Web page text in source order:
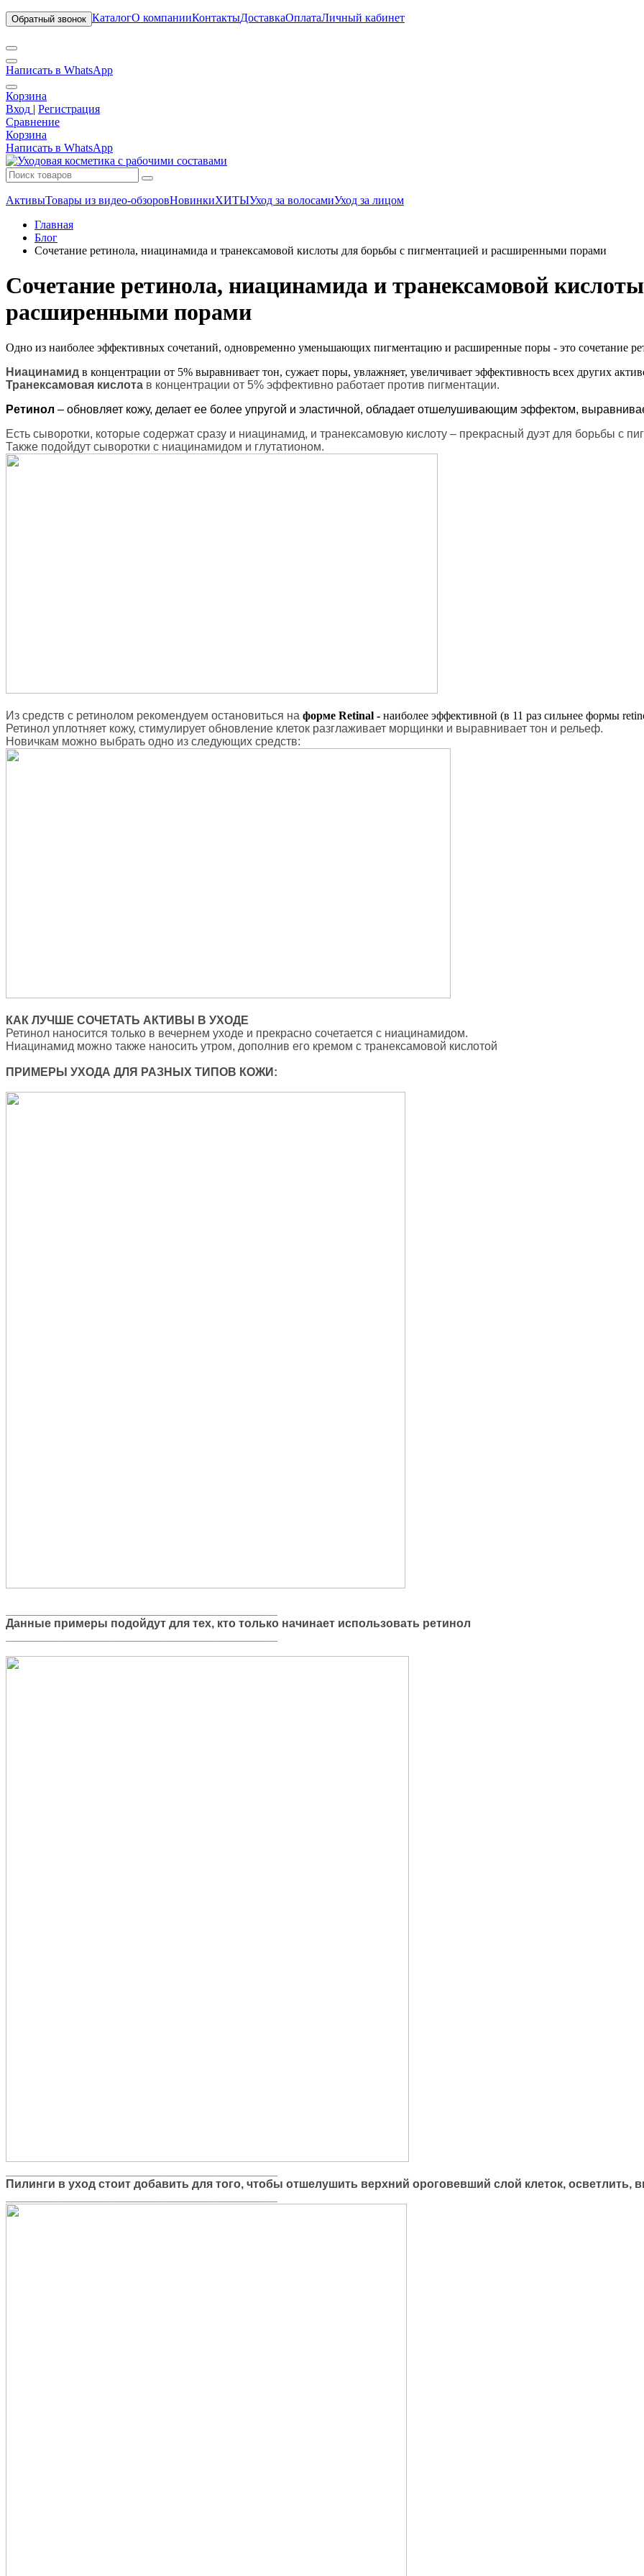
Обратный звонок КаталогО компанииКонтактыДоставкаОплатаЛичный кабинет
Написать в WhatsApp
Корзина
Вход | Регистрация
Сравнение
Корзина
Написать в WhatsApp
АктивыТовары из видео-обзоровНовинкиХИТЫУход за волосамиУход за лицом
Главная
Блог
Сочетание ретинола, ниацинамида и транексамовой кислоты для борьбы с пигментацией и расширенными порами
Сочетание ретинола, ниацинамида и транексамовой
расширенными порами
Одно из наиболее эффективных сочетаний, одновременно уменьшающих пигментацию и расширенные поры - это сочетание
Ниацинамид в концентрации от 5% выравнивает тон, сужает поры, увлажняет, увеличивает эффективность всех других
Транексамовая кислота в концентрации от 5% эффективно работает против пигментации.
Ретинол – обновляет кожу, делает ее более упругой и эластичной, обладает отшелушивающим эффектом,
Есть сыворотки, которые содержат сразу и ниацинамид, и транексамовую кислоту – прекрасный дуэт для борьбы с
Также подойдут сыворотки с ниацинамидом и глутатионом.
Из средств с ретинолом рекомендуем остановиться на форме Retinal - наиболее эффективной (в 11 раз сильнее формы
Ретинол уплотняет кожу, стимулирует обновление клеток разглаживает морщинки и выравнивает тон и рельеф.
Новичкам можно выбрать одно из следующих средств:
КАК ЛУЧШЕ СОЧЕТАТЬ АКТИВЫ В УХОДЕ
Ретинол наносится только в вечернем уходе и прекрасно сочетается с ниацинамидом.
Ниацинамид можно также наносить утром, дополнив его кремом с транексамовой кислотой
ПРИМЕРЫ УХОДА ДЛЯ РАЗНЫХ ТИПОВ КОЖИ:
Данные примеры подойдут для тех, кто только начинает использовать ретинол
Пилинги в уход стоит добавить для того, чтобы отшелушить верхний ороговевший слой клеток, осветлить,